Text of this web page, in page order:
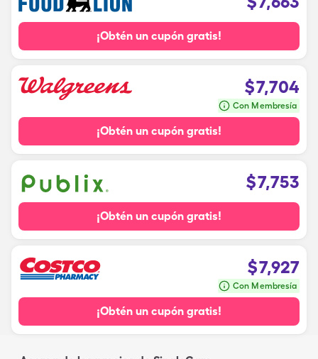
¡Obtén un cupón gratis!
$7,704
Con Membresía
¡Obtén un cupón gratis!
$7,753
¡Obtén un cupón gratis!
$7,927
Con Membresía
¡Obtén un cupón gratis!